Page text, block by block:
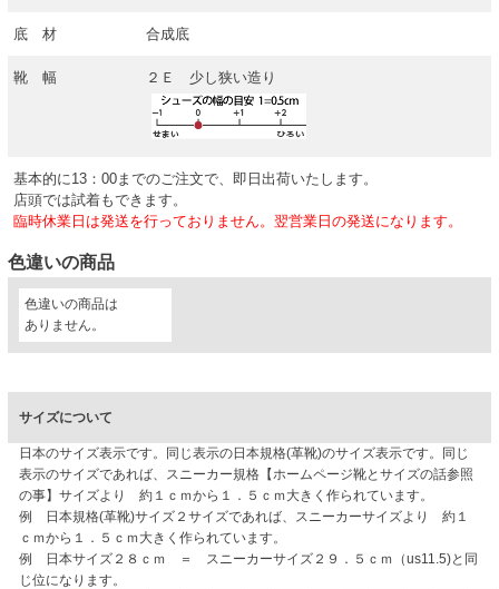
底 材 合成底
靴 幅 ２Ｅ 少し狭い造り
基本的に13：00までのご注文で、即日出荷いたします。
店頭では試着もできます。
臨時休業日は発送を行っておりません。翌営業日の発送になります。
色違いの商品
色違いの商品は
ありません。
サイズについて
日本のサイズ表示です。同じ表示の日本規格(革靴)のサイズ表示です。同じ
表示のサイズであれば、スニーカー規格【ホームページ靴とサイズの話参照
の事】サイズより 約１ｃｍから１．５ｃｍ大きく作られています。
例 日本規格(革靴)サイズ２サイズであれば、スニーカーサイズより 約１
ｃｍから１．５ｃｍ大きく作られています。
例 日本サイズ２８ｃｍ ＝ スニーカーサイズ２９．５ｃｍ（us11.5)と同
じ位になります。